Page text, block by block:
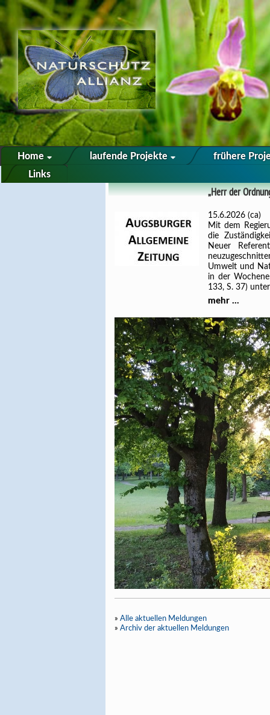
Home laufende Projekte
frühere
Links
„Herr der
15.6.2026 (ca)
Mit dem
die
Neuer
Umwelt und
in der
133, S. 37)
mehr ...
» Alle aktuellen Meldungen
» Archiv der aktuellen Meldungen